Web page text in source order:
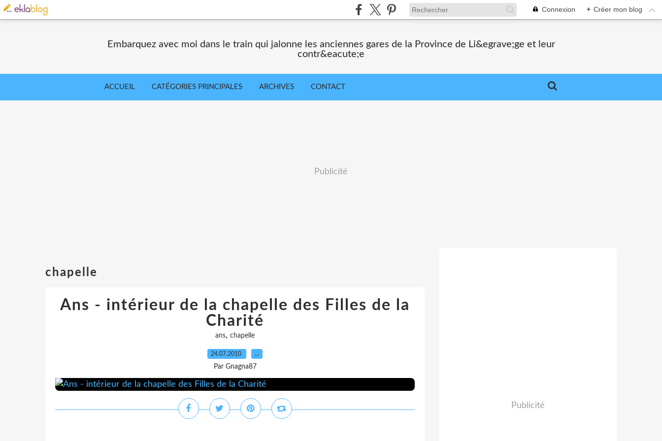
Connexion + Créer mon blog
Embarquez avec moi dans le train qui jalonne les anciennes gares de la Province de Li&egrave;ge et leur
contr&eacute;e
ACCUEIL CATÉGORIES PRINCIPALES ARCHIVES CONTACT
Publicité
chapelle
Ans - intérieur de la chapelle des Filles de la
Charité
ans, chapelle
24.07.2010 …
Par Gnagna87
Publicité